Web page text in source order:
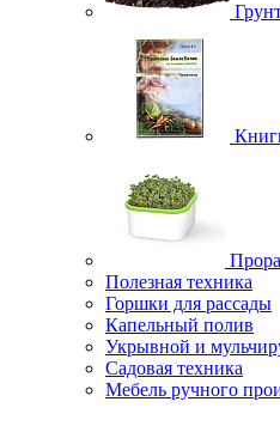
Полезная техника
Горшки для рассады
Капельный полив
Укрывной и
Садовая техника
Мебель ручного